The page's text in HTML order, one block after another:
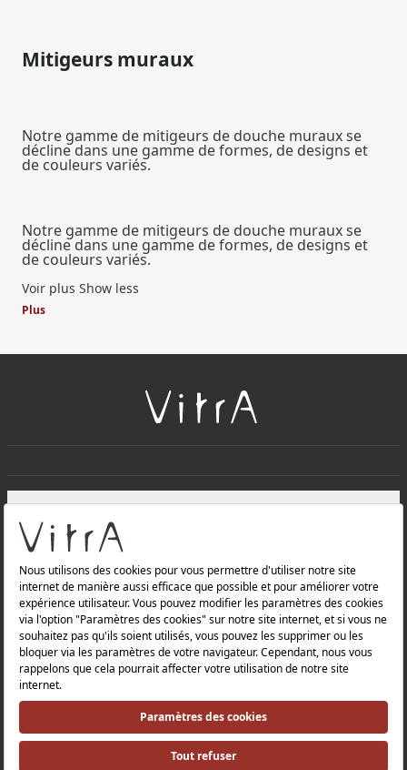
Mitigeurs muraux
Notre gamme de mitigeurs de douche muraux se
décline dans une gamme de formes, de designs et
de couleurs variés.
Notre gamme de mitigeurs de douche muraux se
décline dans une gamme de formes, de designs et
de couleurs variés.
Voir plus Show less
Plus
Produits
Politique de confidentialité et politique de protection des
Politique de qualité |
Politique de santé et de sécurité au travail |
Politique environnementale |